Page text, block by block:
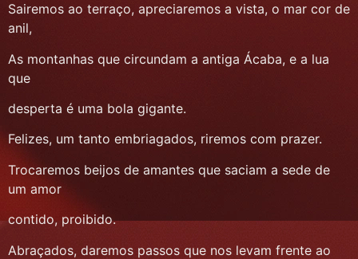
Sairemos ao terraço, apreciaremos a vista, o mar cor de
anil,
As montanhas que circundam a antiga Ácaba, e a lua
que
desperta é uma bola gigante.
Felizes, um tanto embriagados, riremos com prazer.
Trocaremos beijos de amantes que saciam a sede de
um amor
contido, proibido.
Abraçados, daremos passos que nos levam frente ao